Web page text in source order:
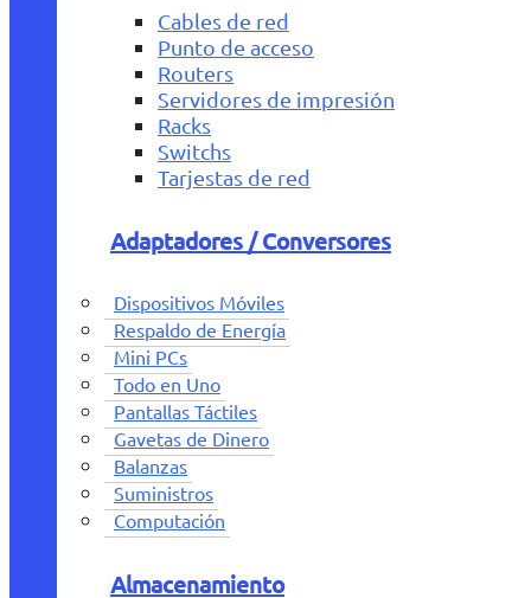
Cables de red
Punto de acceso
Routers
Servidores de impresión
Racks
Switchs
Tarjestas de red
Adaptadores / Conversores
Dispositivos Móviles
Respaldo de Energía
Mini PCs
Todo en Uno
Pantallas Táctiles
Gavetas de Dinero
Balanzas
Suministros
Computación
Almacenamiento